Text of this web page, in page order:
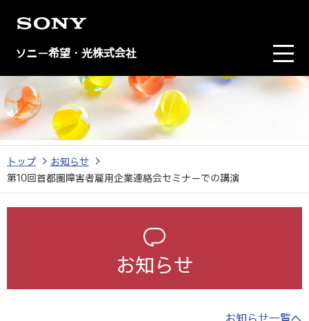
ソニー希望・光株式会社
トップ
お知らせ
第10回首都圏障害者雇用企業連絡会セミナーでの講演
お知らせ
お知らせ一覧へ